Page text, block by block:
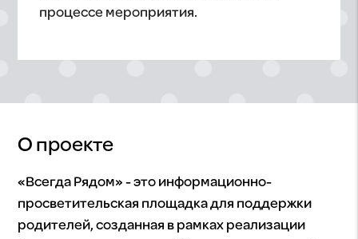
процессе мероприятия.
О проекте
«Всегда Рядом» - это информационно-
просветительская площадка для поддержки
родителей, созданная в рамках реализации